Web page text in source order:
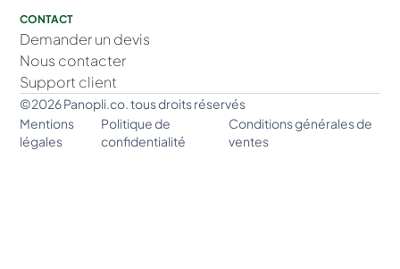
CONTACT
Demander un devis
Nous contacter
Support client
©2026 Panopli.co. tous droits réservés
Mentions
légales
Politique de
confidentialité
Conditions générales de
ventes